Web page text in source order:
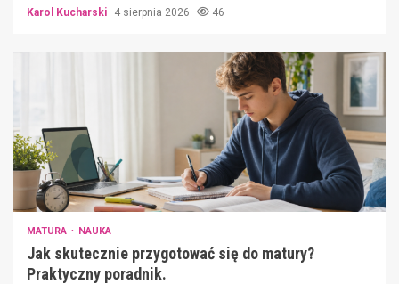
Karol Kucharski 4 sierpnia 2026 46
MATURA NAUKA
Jak skutecznie przygotować się do matury?
Praktyczny poradnik.